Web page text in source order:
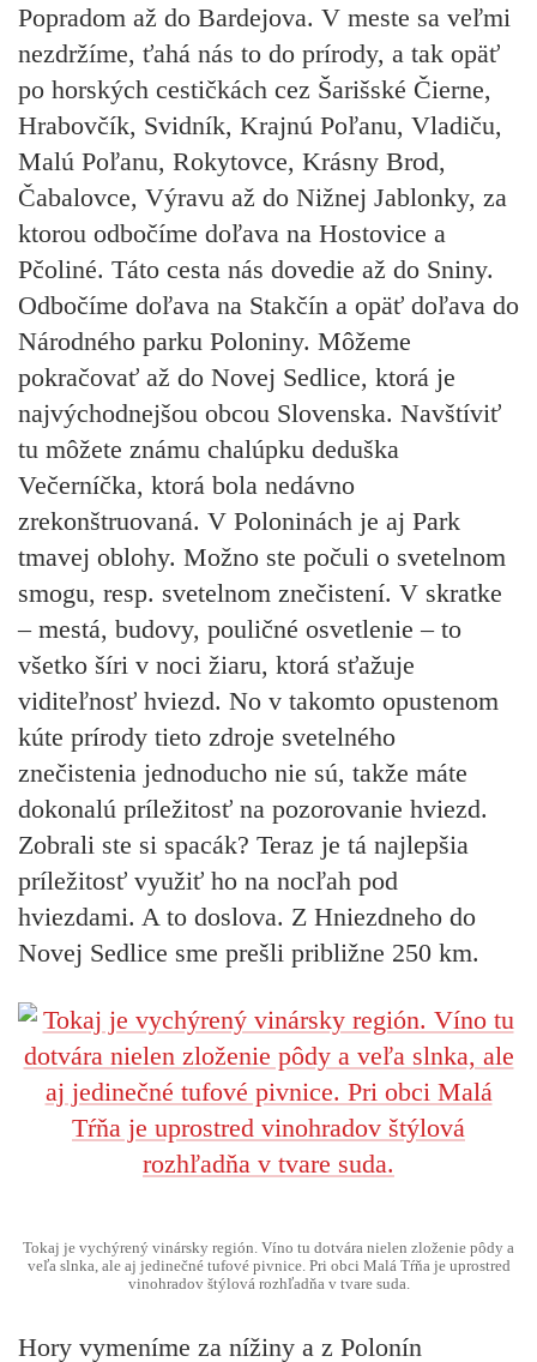
Popradom až do Bardejova. V meste sa veľmi
nezdržíme, ťahá nás to do prírody, a tak opäť
po horských cestičkách cez Šarišské Čierne,
Hrabovčík, Svidník, Krajnú Poľanu, Vladiču,
Malú Poľanu, Rokytovce, Krásny Brod,
Čabalovce, Výravu až do Nižnej Jablonky, za
ktorou odbočíme doľava na Hostovice a
Pčoliné. Táto cesta nás dovedie až do Sniny.
Odbočíme doľava na Stakčín a opäť doľava do
Národného parku Poloniny. Môžeme
pokračovať až do Novej Sedlice, ktorá je
najvýchodnejšou obcou Slovenska. Navštíviť
tu môžete známu chalúpku deduška
Večerníčka, ktorá bola nedávno
zrekonštruovaná. V Poloninách je aj Park
tmavej oblohy. Možno ste počuli o svetelnom
smogu, resp. svetelnom znečistení. V skratke
– mestá, budovy, pouličné osvetlenie – to
všetko šíri v noci žiaru, ktorá sťažuje
viditeľnosť hviezd. No v takomto opustenom
kúte prírody tieto zdroje svetelného
znečistenia jednoducho nie sú, takže máte
dokonalú príležitosť na pozorovanie hviezd.
Zobrali ste si spacák? Teraz je tá najlepšia
príležitosť využiť ho na nocľah pod
hviezdami. A to doslova. Z Hniezdneho do
Novej Sedlice sme prešli približne 250 km.
Tokaj je vychýrený vinársky región. Víno tu dotvára nielen zloženie pôdy a
veľa slnka, ale aj jedinečné tufové pivnice. Pri obci Malá Tŕňa je uprostred
vinohradov štýlová rozhľadňa v tvare suda.
Hory vymeníme za nížiny a z Polonín